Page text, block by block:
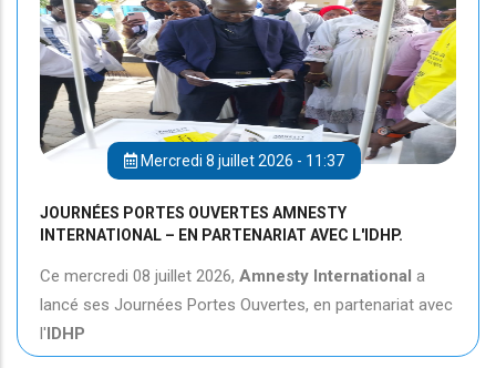
Mercredi 8 juillet 2026 - 11:37
JOURNÉES PORTES OUVERTES AMNESTY
INTERNATIONAL – EN PARTENARIAT AVEC L'IDHP.
Ce mercredi 08 juillet 2026, Amnesty International a
lancé ses Journées Portes Ouvertes, en partenariat avec
l'IDHP